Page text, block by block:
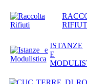
ISTANZE
E